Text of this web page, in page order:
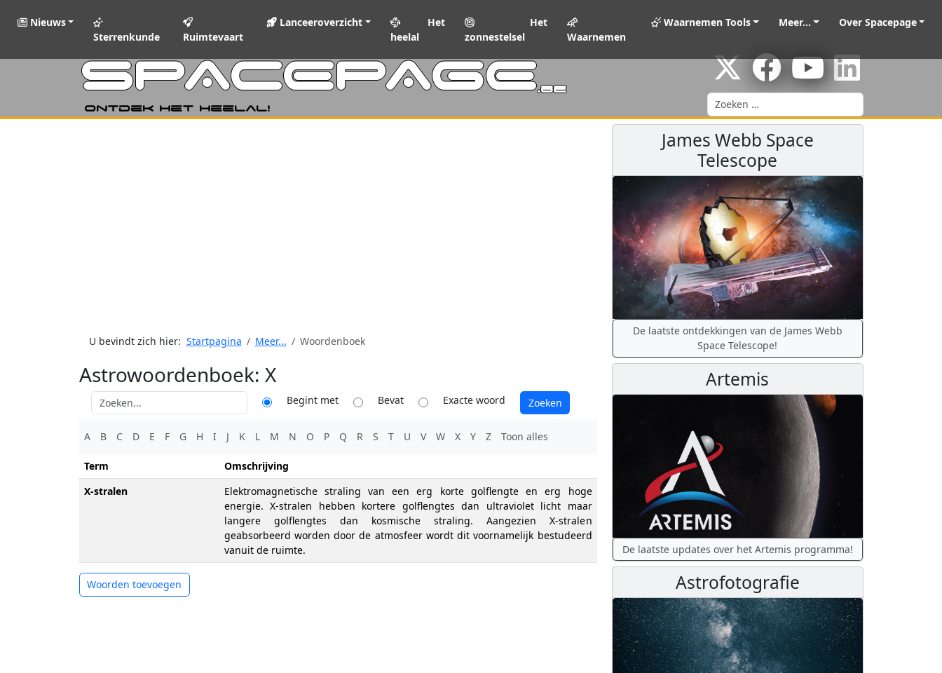
Nieuws
Sterrenkunde
Ruimtevaart
Lanceeroverzicht
Het
heelal
Het
zonnestelsel
Waarnemen
Waarnemen Tools Meer... Over Spacepage
SPACEPAGE.be
Ontdek het heelal!
Zoeken
U bevindt zich hier: Startpagina Meer... Woordenboek
Astrowoordenboek: X
Begint met Bevat Exacte woord
A B C D E F G H I J K L M N O P Q R S T U V W X Y Z Toon alles
Term
Omschrijving
X-stralen
Elektromagnetische straling van een erg korte golflengte en erg hoge
energie. X-stralen hebben kortere golflengtes dan ultraviolet licht maar
langere golflengtes dan kosmische straling. Aangezien X-stralen
geabsorbeerd worden door de atmosfeer wordt dit voornamelijk bestudeerd
vanuit de ruimte.
Woorden toevoegen
James Webb Space
Telescope
De laatste ontdekkingen van de James Webb
Space Telescope!
Artemis
De laatste updates over het Artemis programma!
Astrofotografie